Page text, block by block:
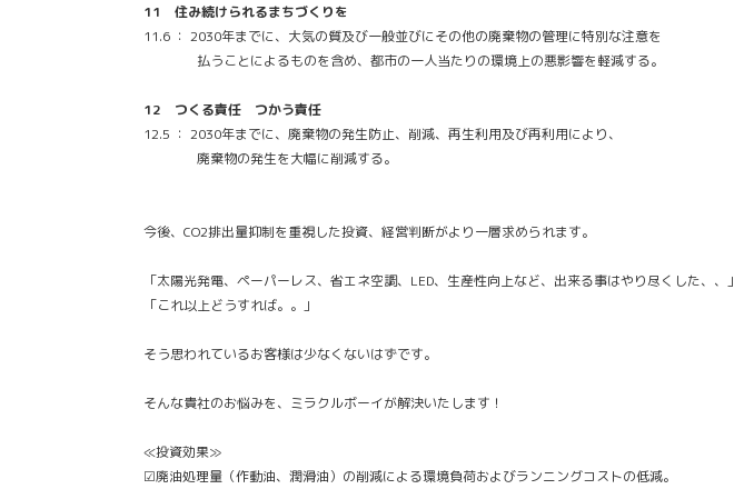
11 住み続けられるまちづくりを
11.6 ： 2030年までに、大気の質及び一般並びにその他の廃棄物の管理に特別な注意を
払うことによるものを含め、都市の一人当たりの環境上の悪影響を軽減する。
12 つくる責任 つかう責任
12.5 ： 2030年までに、廃棄物の発生防止、削減、再生利用及び再利用により、
廃棄物の発生を大幅に削減する。
今後、CO2排出量抑制を重視した投資、経営判断がより一層求められます。
「太陽光発電、ペーパーレス、省エネ空調、LED、生産性向上など、出来る事はやり尽くした、、」
「これ以上どうすれば。。」
そう思われているお客様は少なくないはずです。
そんな貴社のお悩みを、ミラクルボーイが解決いたします！
≪投資効果≫
☑廃油処理量（作動油、潤滑油）の削減による環境負荷およびランニングコストの低減。